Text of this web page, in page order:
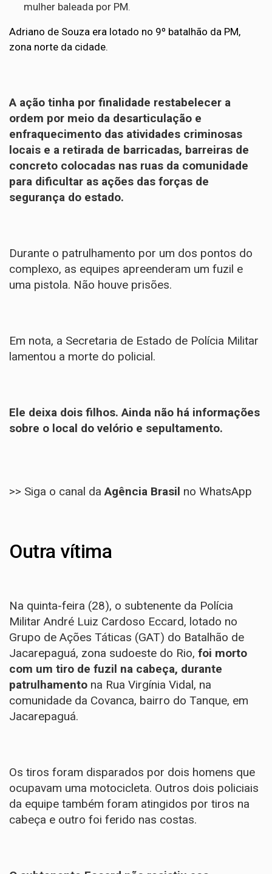
mulher baleada por PM.
Adriano de Souza era lotado no 9º batalhão da PM,
zona norte da cidade.
A ação tinha por finalidade restabelecer a
ordem por meio da desarticulação e
enfraquecimento das atividades criminosas
locais e a retirada de barricadas, barreiras de
concreto colocadas nas ruas da comunidade
para dificultar as ações das forças de
segurança do estado.
Durante o patrulhamento por um dos pontos do
complexo, as equipes apreenderam um fuzil e
uma pistola. Não houve prisões.
Em nota, a Secretaria de Estado de Polícia Militar
lamentou a morte do policial.
Ele deixa dois filhos. Ainda não há informações
sobre o local do velório e sepultamento.
>> Siga o canal daAgência Brasil no WhatsApp
Outra vítima
Na quinta-feira (28), o subtenente da Polícia
Militar André Luiz Cardoso Eccard, lotado no
Grupo de Ações Táticas (GAT) do Batalhão de
Jacarepaguá, zona sudoeste do Rio, foi morto
com um tiro de fuzil na cabeça, durante
patrulhamento na Rua Virgínia Vidal, na
comunidade da Covanca, bairro do Tanque, em
Jacarepaguá.
Os tiros foram disparados por dois homens que
ocupavam uma motocicleta. Outros dois policiais
da equipe também foram atingidos por tiros na
cabeça e outro foi ferido nas costas.